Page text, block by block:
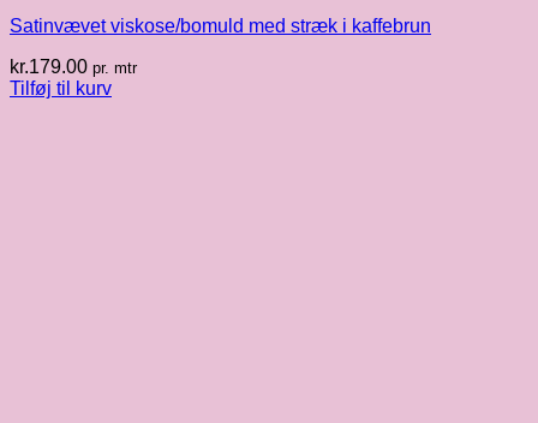
Satinvævet viskose/bomuld med stræk i kaffebrun
kr.179.00 pr. mtr
Tilføj til kurv